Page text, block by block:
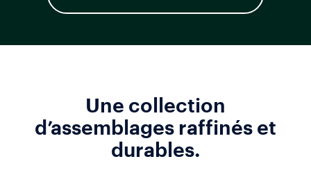
Une collection
d’assemblages raffinés et
durables.